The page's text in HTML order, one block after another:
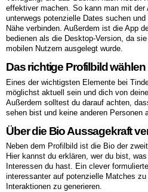
effektiver machen. So kann man mit der
unterwegs potenzielle Dates suchen
Nähe verbinden. Außerdem ist die App
bedienen als die Desktop-Version, da
mobilen Nutzern ausgelegt wurde.
Das richtige Profilbild wählen
Eines der wichtigsten Elemente bei
möglichst aktuell sein und dich von
Außerdem solltest du darauf achten,
sehen bist und keine anderen Personen
Über die Bio Aussagekraft
Neben dem Profilbild ist die Bio der
Hier kannst du erklären, wer du bist,
Interessen du hast. Ein clever
interessanter auf potenzielle Matches
Interaktionen zu generieren.